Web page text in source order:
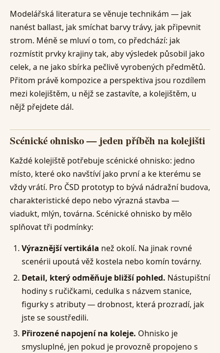
Modelářská literatura se věnuje technikám — jak
nanést ballast, jak smíchat barvy trávy, jak připevnit
strom. Méně se mluví o tom, co předchází: jak
rozmístit prvky krajiny tak, aby výsledek působil jako
celek, a ne jako sbírka pečlivě vyrobených předmětů.
Přitom právě kompozice a perspektiva jsou rozdílem
mezi kolejištěm, u nějž se zastavíte, a kolejištěm, u
nějž přejdete dál.
Scénické ohnisko — jeden příběh na kolejišti
Každé kolejiště potřebuje scénické ohnisko: jedno
místo, které oko navštíví jako první a ke kterému se
vždy vrátí. Pro ČSD prototyp to bývá nádražní budova,
charakteristické depo nebo výrazná stavba —
viadukt, mlýn, továrna. Scénické ohnisko by mělo
splňovat tři podmínky:
Výraznější vertikála než okolí. Na jinak rovné
scenérii upoutá věž kostela nebo komín továrny.
Detail, který odměňuje bližší pohled. Nástupištní
hodiny s ručičkami, cedulka s názvem stanice,
figurky s atributy — drobnost, která prozradí, jak
jste se soustředili.
Přirozené napojení na koleje. Ohnisko je
smysluplné, jen pokud je provozně propojeno s